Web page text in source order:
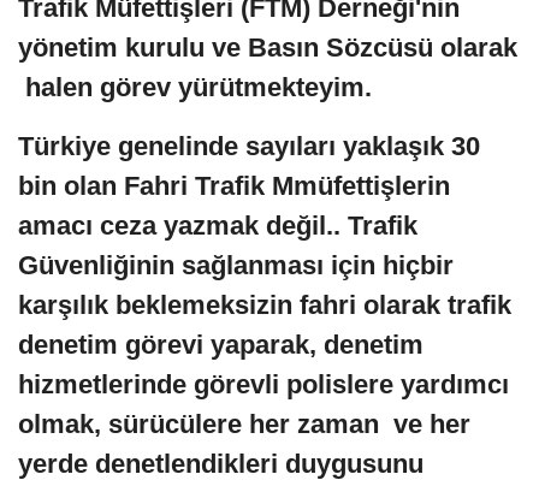
Trafik Müfettişleri (FTM) Derneği'nin
yönetim kurulu ve Basın Sözcüsü olarak
halen görev yürütmekteyim.
Türkiye genelinde sayıları yaklaşık 30
bin olan Fahri Trafik Mmüfettişlerin
amacı ceza yazmak değil.. Trafik
Güvenliğinin sağlanması için hiçbir
karşılık beklemeksizin fahri olarak trafik
denetim görevi yaparak, denetim
hizmetlerinde görevli polislere yardımcı
olmak, sürücülere her zaman ve her
yerde denetlendikleri duygusunu